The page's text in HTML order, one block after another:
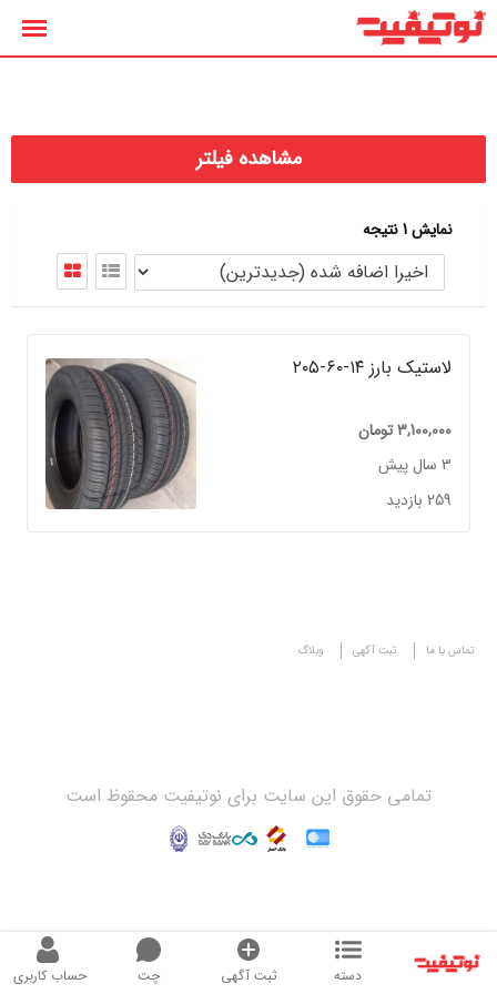
پرش
دسته ثبت آگهی چت حساب کاربری
مشاهده فیلتر
نمایش 1 نتیجه
لاستیک بارز ۱۴-۶۰-۲۰۵
3,100,000تومان
3 سال پیش
259 بازدید
تماس با ما ثبت آگهی وبلاگ
تمامی حقوق این سایت برای نوتیفیت محقوظ است